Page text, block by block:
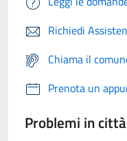
Richiedi
Chiama il
Prenota un
Problemi in città